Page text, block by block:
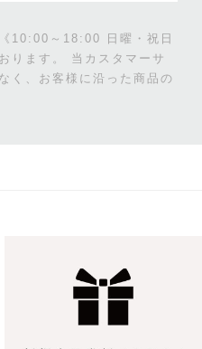
10:00～18:00 日曜・祝日
ります。
当カスタマーサ
く、お客様に沿った商品の